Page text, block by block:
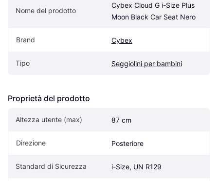
Nome del prodotto
Cybex Cloud G i-Size Plus
Moon Black Car Seat Nero
Brand Cybex
Tipo Seggiolini per bambini
Proprietà del prodotto
Altezza utente (max) 87 cm
Direzione Posteriore
Standard di Sicurezza i-Size, UN R129